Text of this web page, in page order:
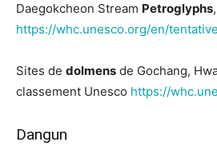
Daegokcheon Stream Petroglyphs
https://whc.unesco.org/en/
Sites de dolmens de Gochang,
classement Unesco https://
Dangun